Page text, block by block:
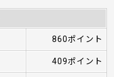
860ポイント
409ポイント